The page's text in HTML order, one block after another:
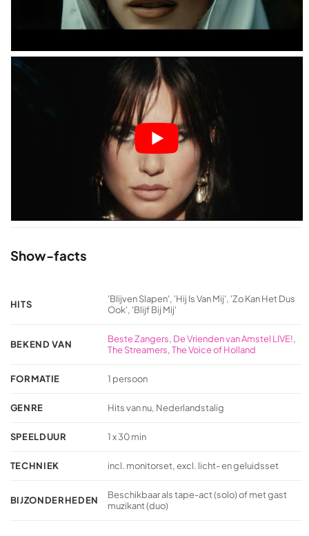
Show-facts
HITS
'Blijven Slapen', 'Hij Is Van Mij', 'Zo Kan Het Dus
Ook', 'Blijf Bij Mij'
BEKEND VAN Beste Zangers, De Vrienden van Amstel LIVE!,
The Streamers,The Voice of Holland
FORMATIE 1 persoon
GENRE Hits van nu, Nederlandstalig
SPEELDUUR 1 x 30 min
TECHNIEK incl. monitorset, excl. licht- en geluidsset
BIJZONDERHEDEN
Beschikbaar als tape-act (solo) of met gast
muzikant (duo)